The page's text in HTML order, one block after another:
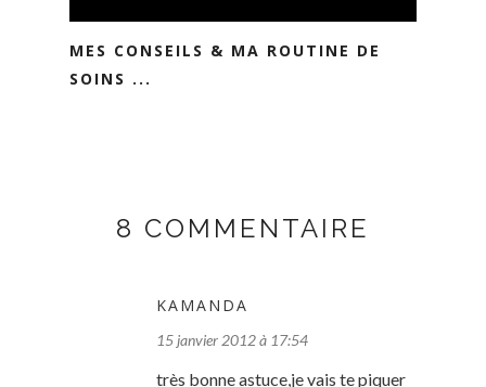
MES CONSEILS & MA ROUTINE DE
SOINS ...
8 COMMENTAIRE
KAMANDA
15 janvier 2012 à 17:54
très bonne astuce,je vais te piquer